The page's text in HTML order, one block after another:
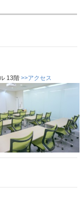
13階 >>アクセス